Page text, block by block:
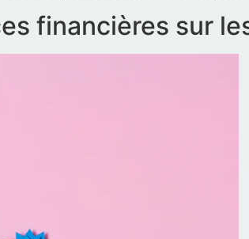
financières sur